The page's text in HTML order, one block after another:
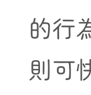
的行
則可